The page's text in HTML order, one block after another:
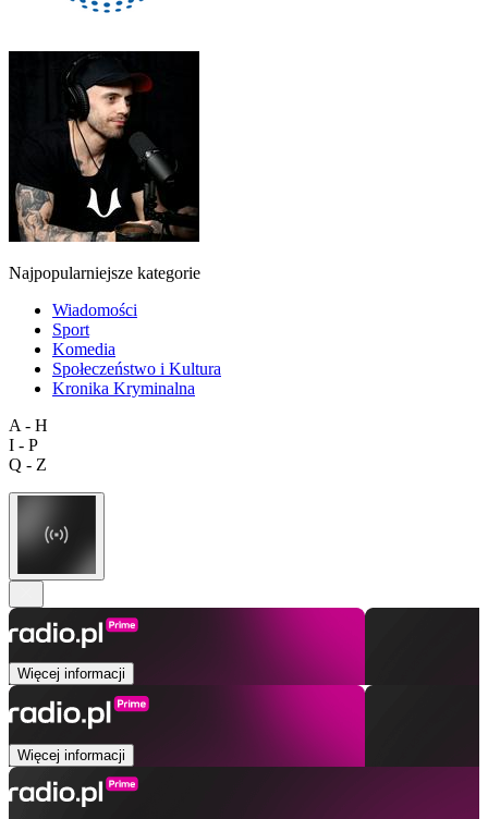
Najpopularniejsze kategorie
Wiadomości
Sport
Komedia
Społeczeństwo i Kultura
Kronika Kryminalna
A - H
I - P
Q - Z
Więcej informacji
Więcej informacji